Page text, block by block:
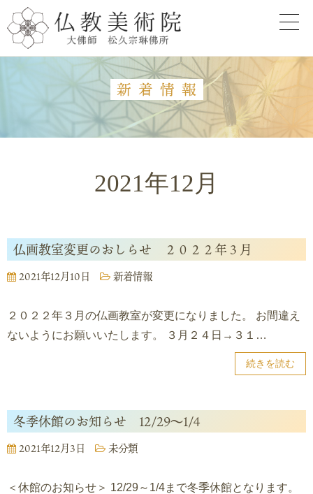
新着情報
2021年12月
仏画教室変更のおしらせ ２０２２年３月
2021年12月10日 新着情報
２０２２年３月の仏画教室が変更になりました。 お間違え
ないようにお願いいたします。 ３月２４日→３１…
続きを読む
冬季休館のお知らせ 12/29～1/4
2021年12月3日 未分類
＜休館のお知らせ＞ 12/29～1/4まで冬季休館となります。